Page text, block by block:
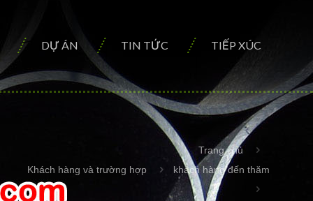
DỰ ÁN TIN TỨC TIẾP XÚC
Trang chủ
Khách hàng và trường hợp
khách hàng đến thăm